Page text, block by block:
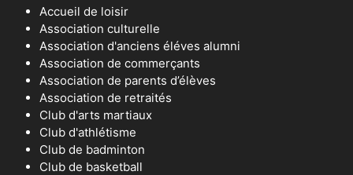
Accueil de loisir
Association culturelle
Association d'anciens éléves alumni
Association de commerçants
Association de parents d’élèves
Association de retraités
Club d'arts martiaux
Club d'athlétisme
Club de badminton
Club de basketball